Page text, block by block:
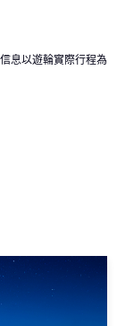
息以遊輪實際行程為